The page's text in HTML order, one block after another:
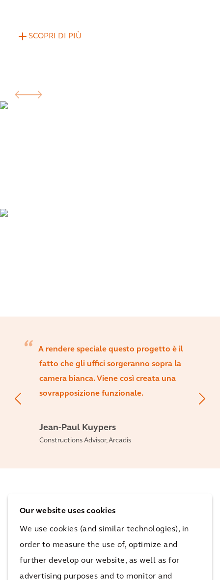
Our website uses cookies
We use cookies (and similar technologies), in
order to measure the use of, optimize and
further develop our website, as well as for
advertising purposes and to monitor and
SCOPRI DI PIÙ
A rendere speciale questo progetto è il
fatto che gli uffici sorgeranno sopra la
camera bianca. Viene così creata una
sovrapposizione funzionale.
Jean-Paul Kuypers
Constructions Advisor, Arcadis
Un complesso funzionale che offre un ambiente di
lavoro piacevole a migliaia di dipendenti
Rapida